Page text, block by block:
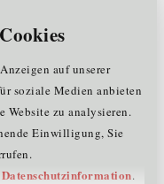
auf unserer
soziale Medien anbieten
Website zu analysieren.
Einwilligung, Sie
Datenschutzinformation.
Linkup,
ELGA-
– Rekrutierung;
aus der Industrie
standardisierter